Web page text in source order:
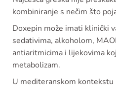
kombiniranje s nečim što
Doxepin može imati klinički
sedativima, alkoholom,
antiaritmicima i lijekovima
metabolizam.
U mediteranskom